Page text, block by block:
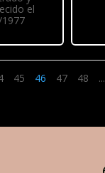
el
45 46 47 48 ...